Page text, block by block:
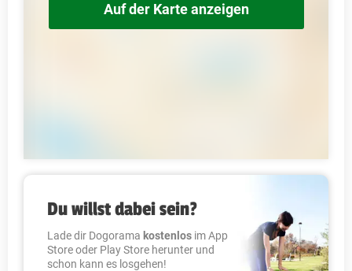
Auf der Karte anzeigen
Du willst dabei sein?
Lade dir Dogorama kostenlos im App
Store oder Play Store herunter und
schon kann es losgehen!